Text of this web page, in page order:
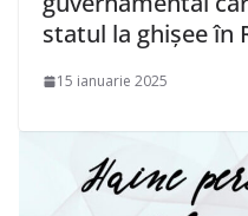
statul la ghișee în
15 ianuarie 2025